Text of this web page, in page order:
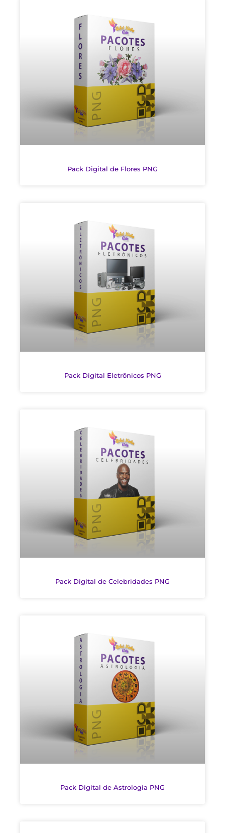
Pack Digital de Flores PNG
Pack Digital Eletrônicos PNG
Pack Digital de Celebridades PNG
Pack Digital de Astrologia PNG